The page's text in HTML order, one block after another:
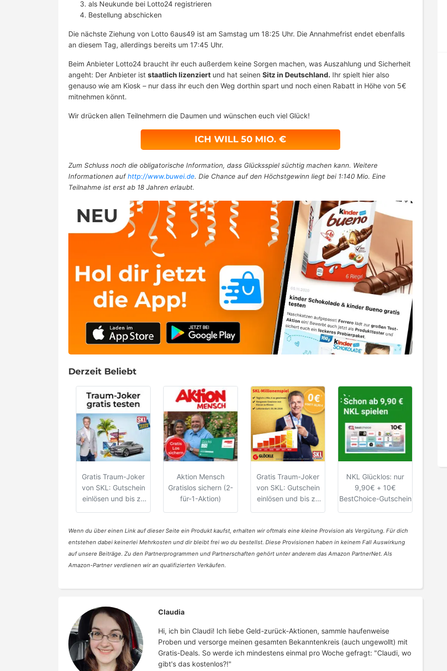
als Neukunde bei Lotto24 registrieren
Bestellung abschicken
Die nächste Ziehung von Lotto 6aus49 ist am Samstag um 18:25 Uhr. Die Annahmefrist endet ebenfalls
an diesem Tag, allerdings bereits um 17:45 Uhr.
Beim Anbieter Lotto24 braucht ihr euch außerdem keine Sorgen machen, was Auszahlung und Sicherheit
angeht: Der Anbieter ist staatlich lizenziert und hat seinen Sitz in Deutschland. Ihr spielt hier also
genauso wie am Kiosk – nur dass ihr euch den Weg dorthin spart und noch einen Rabatt in Höhe von 5€
mitnehmen könnt.
Wir drücken allen Teilnehmern die Daumen und wünschen euch viel Glück!
ICH WILL 50 MIO. €
Zum Schluss noch die obligatorische Information, dass Glücksspiel süchtig machen kann. Weitere
Informationen aufhttp://www.buwei.de. Die Chance auf den Höchstgewinn liegt bei 1:140 Mio. Eine
Teilnahme ist erst ab 18 Jahren erlaubt.
Derzeit Beliebt
Gratis Traum-Joker
von SKL: Gutschein
einlösen und bis zu
Aktion Mensch
Gratislos sichern (2-
für-1-Aktion)
Gratis Traum-Joker
von SKL: Gutschein
einlösen und bis zu
NKL Glücklos: nur
9,90€ + 10€
BestChoice-Gutschein
Wenn du über einen Link auf dieser Seite ein Produkt kaufst, erhalten wir oftmals eine kleine Provision als Vergütung. Für dich
entstehen dabei keinerlei Mehrkosten und dir bleibt frei wo du bestellst. Diese Provisionen haben in keinem Fall Auswirkung
auf unsere Beiträge. Zu den Partnerprogrammen und Partnerschaften gehört unter anderem das Amazon PartnerNet. Als
Amazon-Partner verdienen wir an qualifizierten Verkäufen.
Claudia
Hi, ich bin Claudi! Ich liebe Geld-zurück-Aktionen, sammle haufenweise
Proben und versorge meinen gesamten Bekanntenkreis (auch ungewollt) mit
Gratis-Deals. So werde ich mindestens einmal pro Woche gefragt: "Claudi, wo
gibt's das kostenlos?!"